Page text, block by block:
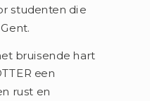
studenten die
bruisende hart
een
rust en